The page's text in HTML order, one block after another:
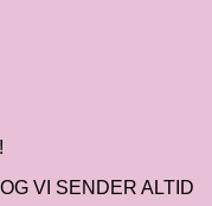
VI SENDER ALTID